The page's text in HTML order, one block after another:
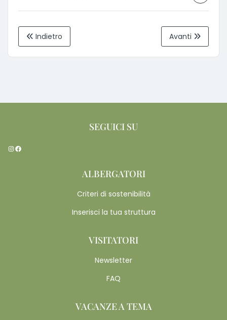
Indietro Avanti
SEGUICI SU
Instagram
Facebook
ALBERGATORI
Criteri di sostenibilità
Inserisci la tua struttura
VISITATORI
Newsletter
FAQ
VACANZE A TEMA